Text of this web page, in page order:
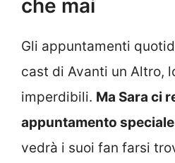
che mai
Gli appuntamenti
cast di Avanti un Altro,
imperdibili. Ma Sara ci
appuntamento speciale
vedrà i suoi fan farsi